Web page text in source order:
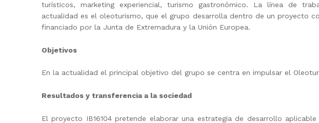
turísticos, marketing experiencial, turismo gastronómico. La línea de
actualidad es el oleoturismo, que el grupo desarrolla dentro de un proyecto
financiado por la Junta de Extremadura y la Unión Europea.
Objetivos
En la actualidad el principal objetivo del grupo se centra en impulsar el
Resultados y transferencia a la sociedad
El proyecto IB16104pretende elaborar una estrategia de desarrollo